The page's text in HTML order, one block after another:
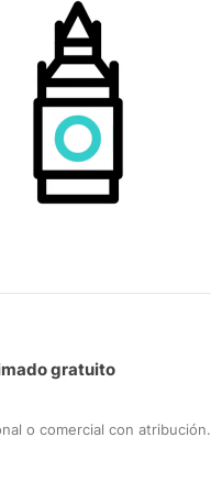
gratuito
o comercial con atribución.